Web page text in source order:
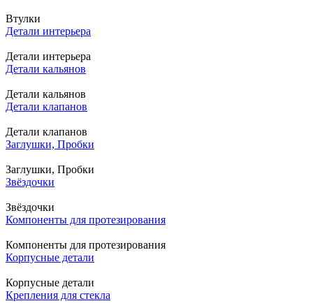
Втулки
Детали интерьера
Детали интерьера
Детали кальянов
Детали кальянов
Детали клапанов
Детали клапанов
Заглушки, Пробки
Заглушки, Пробки
Звёздочки
Звёздочки
Компоненты для протезирования
Компоненты для протезирования
Корпусные детали
Корпусные детали
Крепления для стекла